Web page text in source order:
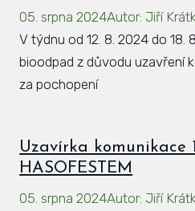
05. srpna 2024Autor: Jiří
V týdnu od 12. 8. 2024 do 18.
bioodpad z důvodu uzavření
za pochopení
Uzavírka komunikace
HASOFESTEM
05. srpna 2024Autor: Jiří